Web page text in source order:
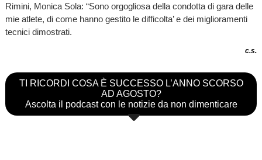
Rimini, Monica Sola: “Sono orgogliosa della condotta di gara delle
mie atlete, di come hanno gestito le difficolta’ e dei miglioramenti
tecnici dimostrati.
c.s.
TI RICORDI COSA È SUCCESSO L’ANNO SCORSO
AD AGOSTO?
Ascolta il podcast con le notizie da non dimenticare